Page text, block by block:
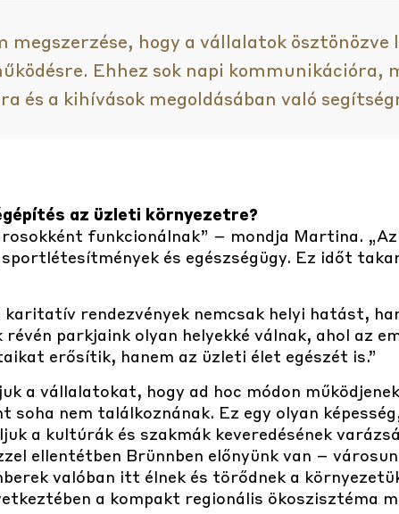
megszerzése, hogy a vállalatok ösztönözve
Ehhez sok napi kommunikációra,
és a kihívások megoldásában való
az üzleti környezetre?
funkcionálnak” – mondja Martina.
és egészségügy. Ez időt
karitatív rendezvények nemcsak helyi hatást,
révén parkjaink olyan helyekké válnak, ahol az
erősítik, hanem az üzleti élet egészét is.”
a vállalatokat, hogy ad hoc módon
soha nem találkoznának. Ez egy olyan
a kultúrák és szakmák keveredésének
ellentétben Brünnben előnyünk van –
valóban itt élnek és törődnek a
a kompakt regionális ökoszisztéma